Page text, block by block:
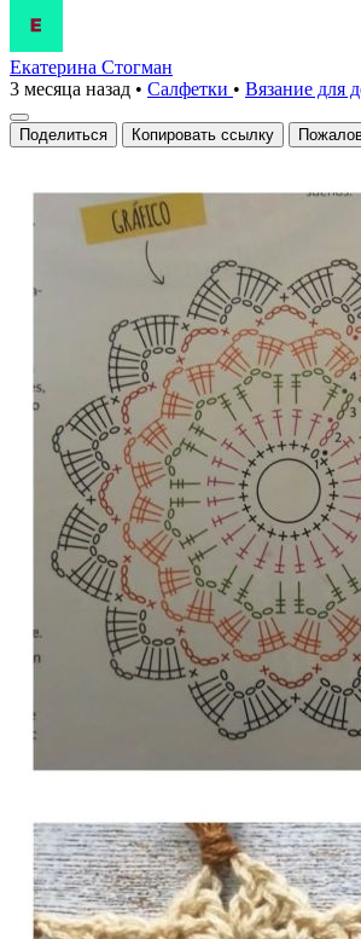
Екатерина Стогман
3 месяца назад • Салфетки • Вязание для
Поделиться Копировать ссылку